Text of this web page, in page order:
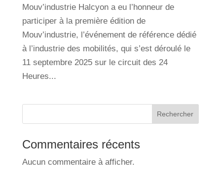
Mouv’industrie Halcyon a eu l’honneur de
participer à la première édition de
Mouv’industrie, l’événement de référence dédié
à l’industrie des mobilités, qui s’est déroulé le
11 septembre 2025 sur le circuit des 24
Heures...
Rechercher
Commentaires récents
Aucun commentaire à afficher.